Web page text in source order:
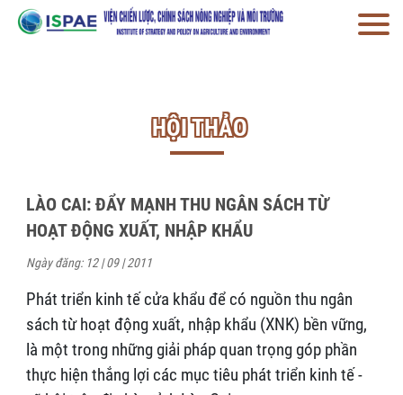
HỘI THẢO
LÀO CAI: ĐẨY MẠNH THU NGÂN SÁCH TỪ
HOẠT ĐỘNG XUẤT, NHẬP KHẨU
Ngày đăng: 12 | 09 | 2011
Phát triển kinh tế cửa khẩu để có nguồn thu ngân
sách từ hoạt động xuất, nhập khẩu (XNK) bền vững,
là một trong những giải pháp quan trọng góp phần
thực hiện thắng lợi các mục tiêu phát triển kinh tế -